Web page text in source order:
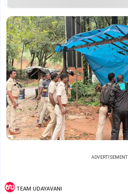
ADVERTISEMENT
TEAM UDAYAVANI